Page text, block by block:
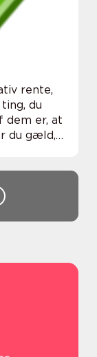
rente,
du
dem er, at
du gæld,